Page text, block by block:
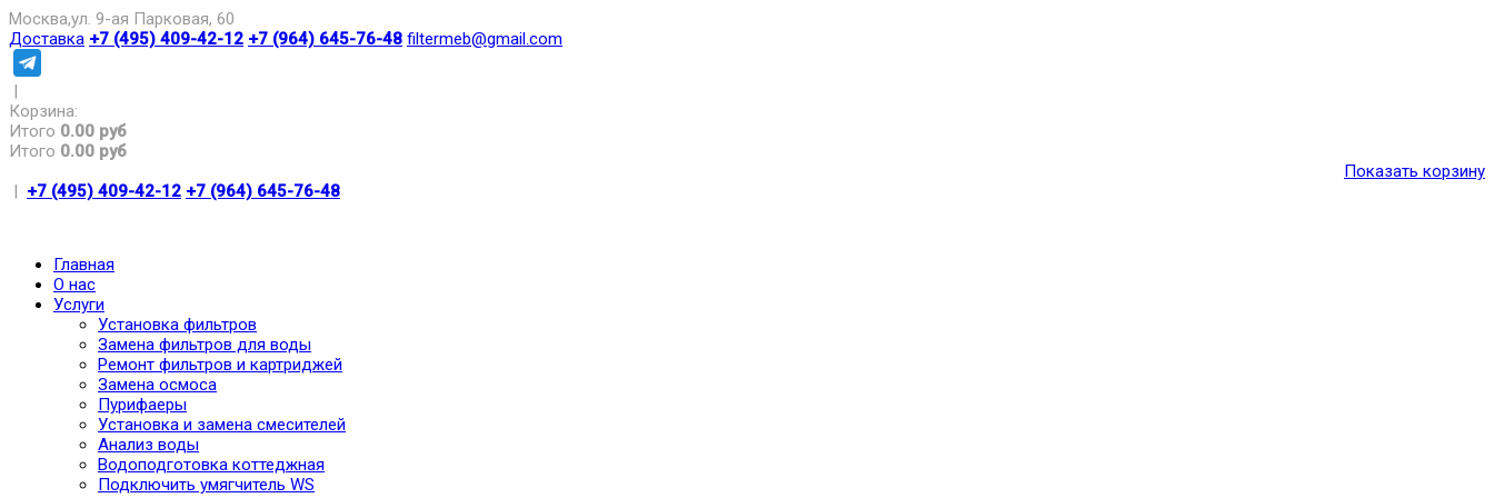
Москва,ул. 9-ая Парковая, 60
Доставка +7 (495) 409-42-12 +7 (964) 645-76-48 filtermeb@gmail.com
|
Корзина:
Итого 0.00 руб
Итого 0.00 руб
Показать корзину
| +7 (495) 409-42-12 +7 (964) 645-76-48
Главная
О нас
Услуги
Установка фильтров
Замена фильтров для воды
Ремонт фильтров и картриджей
Замена осмоса
Пурифаеры
Установка и замена смесителей
Анализ воды
Водоподготовка коттеджная
Подключить умягчитель WS